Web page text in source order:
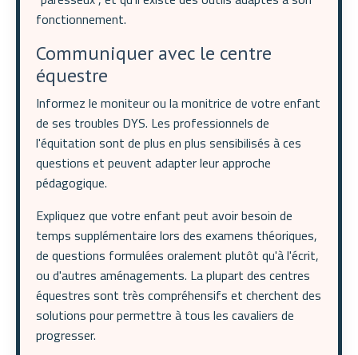
fonctionnement.
Communiquer avec le centre
équestre
Informez le moniteur ou la monitrice de votre enfant
de ses troubles DYS. Les professionnels de
l'équitation sont de plus en plus sensibilisés à ces
questions et peuvent adapter leur approche
pédagogique.
Expliquez que votre enfant peut avoir besoin de
temps supplémentaire lors des examens théoriques,
de questions formulées oralement plutôt qu'à l'écrit,
ou d'autres aménagements. La plupart des centres
équestres sont très compréhensifs et cherchent des
solutions pour permettre à tous les cavaliers de
progresser.